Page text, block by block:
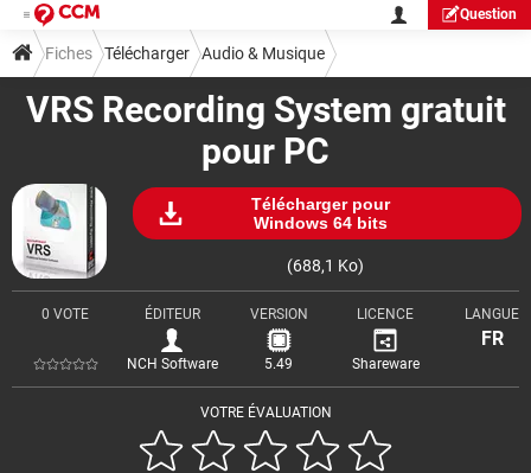
Question
VRS Recording System gratuit
pour PC
Télécharger pour
Windows 64 bits
(688,1 Ko)
VOTRE ÉVALUATION
0 VOTE ÉDITEUR
NCH Software
VERSION
5.49
LICENCE
Shareware
LANGUE
FR
Fiches Télécharger Audio & Musique